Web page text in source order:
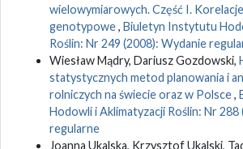
wielowymiarowych. Część I.
genotypowe, Biuletyn Instytutu
Roślin: Nr 249 (2008): Wydanie
Wiesław Mądry, Dariusz Gozdowski,
statystycznych metod planowania i
rolniczych na świecie oraz w Polsce,
Hodowli i Aklimatyzacji Roślin: Nr 288
regularne
Joanna Ukalska, Krzysztof Ukalski,